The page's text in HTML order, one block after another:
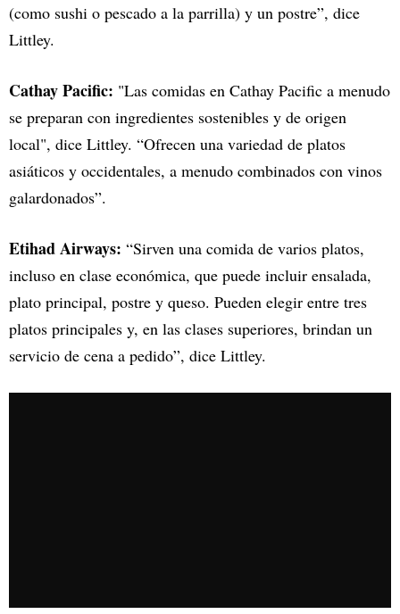
(como sushi o pescado a la parrilla) y un postre”, dice
Littley.
Cathay Pacific: "Las comidas en Cathay Pacific a menudo
se preparan con ingredientes sostenibles y de origen
local", dice Littley. “Ofrecen una variedad de platos
asiáticos y occidentales, a menudo combinados con vinos
galardonados”.
Etihad Airways: “Sirven una comida de varios platos,
incluso en clase económica, que puede incluir ensalada,
plato principal, postre y queso. Pueden elegir entre tres
platos principales y, en las clases superiores, brindan un
servicio de cena a pedido”, dice Littley.